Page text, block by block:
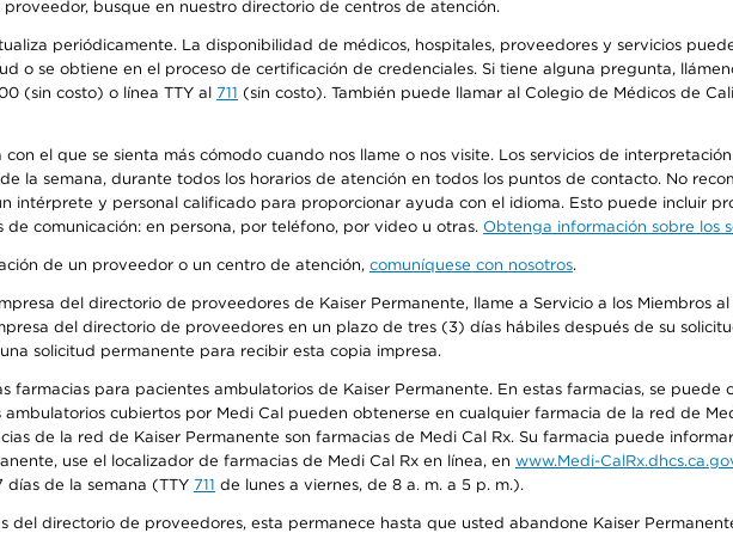
busque en nuestro directorio de centros de atención.
periódicamente. La disponibilidad de médicos, hospitales, proveedores y servicios
o se obtiene en el proceso de certificación de credenciales. Si tiene alguna pregunta,
(sin costo) o línea TTY al 711 (sin costo). También puede llamar al Colegio de Médicos de
el que se sienta más cómodo cuando nos llame o nos visite. Los servicios de
la semana, durante todos los horarios de atención en todos los puntos de contacto. No
intérprete y personal calificado para proporcionar ayuda con el idioma. Esto puede incluir
comunicación: en persona, por teléfono, por video u otras. Obtenga información sobre los
de un proveedor o un centro de atención, comuníquese con nosotros.
del directorio de proveedores de Kaiser Permanente, llame a Servicio a los Miembros
del directorio de proveedores en un plazo de tres (3) días hábiles después de su
solicitud permanente para recibir esta copia impresa.
farmacias para pacientes ambulatorios de Kaiser Permanente. En estas farmacias, se
cubiertos por Medi Cal pueden obtenerse en cualquier farmacia de la red de
de la red de Kaiser Permanente son farmacias de Medi Cal Rx. Su farmacia puede
use el localizador de farmacias de Medi Cal Rx en línea, en www.Medi-
días de la semana (TTY 711 de lunes a viernes, de 8 a. m. a 5 p. m.).
del directorio de proveedores, esta permanece hasta que usted abandone Kaiser